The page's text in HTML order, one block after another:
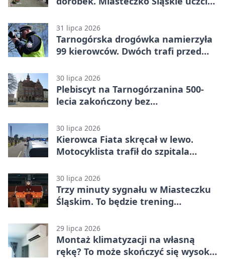
31 lipca 2026
Tarnogórska drogówka namierzyła
99 kierowców. Dwóch trafi przed
30 lipca 2026
Plebiscyt na Tarnogórzanina 500-
lecia zakończony bez
30 lipca 2026
Kierowca Fiata skręcał w lewo.
Motocyklista trafił do szpitala
30 lipca 2026
Trzy minuty sygnału w Miasteczku
Śląskim. To będzie trening
29 lipca 2026
Montaż klimatyzacji na własną
rękę? To może skończyć się wysoką